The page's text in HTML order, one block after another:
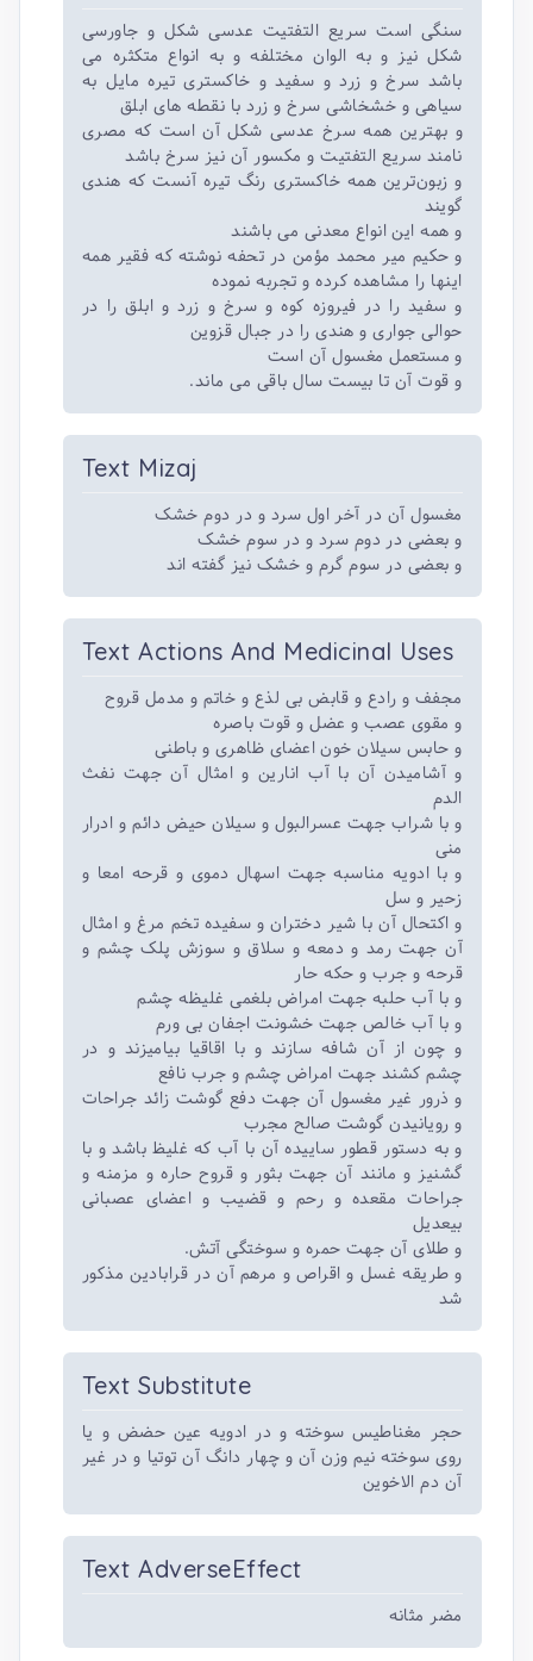
سنگی است سریع التفتیت عدسی شکل و جاورسی
شکل نیز و به الوان مختلفه و به انواع متکثره می
باشد سرخ و زرد و سفید و خاکستری تیره مایل به
سیاهی و خشخاشی سرخ و زرد با نقطه های ابلق
و بهترین همه سرخ عدسی شکل آن است که مصری
نامند سریع التفتیت و مکسور آن نیز سرخ باشد
و زبون‌ترین همه خاکستری رنگ تیره آنست که هندی
گویند
و همه این انواع معدنی می باشند
و حکیم میر محمد مؤمن در تحفه نوشته که فقیر همه
اینها را مشاهده کرده و تجربه نموده
و سفید را در فیروزه کوه و سرخ و زرد و ابلق را در
حوالی جواری و هندی را در جبال قزوین
و مستعمل مغسول آن است
و قوت آن تا بیست سال باقی می ماند.
Text Mizaj
مغسول آن در آخر اول سرد و در دوم خشک
و بعضی در دوم سرد و در سوم خشک
و بعضی در سوم گرم و خشک نیز گفته اند
Text Actions And Medicinal Uses
مجفف و رادع و قابض بی لذع و خاتم و مدمل قروح
و مقوی عصب و عضل و قوت باصره
و حابس سیلان خون اعضای ظاهری و باطنی
و آشامیدن آن با آب انارین و امثال آن جهت نفث
الدم
و با شراب جهت عسرالبول و سیلان حیض دائم و ادرار
منی
و با ادویه مناسبه جهت اسهال دموی و قرحه امعا و
زحیر و سل
و اکتحال آن با شیر دختران و سفیده تخم مرغ و امثال
آن جهت رمد و دمعه و سلاق و سوزش پلک چشم و
قرحه و جرب و حکه حار
و با آب حلبه جهت امراض بلغمی غلیظه چشم
و با آب خالص جهت خشونت اجفان بی ورم
و چون از آن شافه سازند و با اقاقیا بیامیزند و در
چشم کشند جهت امراض چشم و جرب نافع
و ذرور غیر مغسول آن جهت دفع گوشت زائد جراحات
و رویانیدن گوشت صالح مجرب
و به دستور قطور ساییده آن با آب که غلیظ باشد و با
گشنیز و مانند آن جهت بثور و قروح حاره و مزمنه و
جراحات مقعده و رحم و قضیب و اعضای عصبانی
بیعدیل
و طلای آن جهت حمره و سوختگی آتش.
و طریقه غسل و اقراص و مرهم آن در قرابادین مذکور
شد
Text Substitute
حجر مغناطیس سوخته و در ادویه عین حضض و یا
روی سوخته نیم وزن آن و چهار دانگ آن توتیا و در غیر
آن دم الاخوین
Text AdverseEffect
مضر مثانه